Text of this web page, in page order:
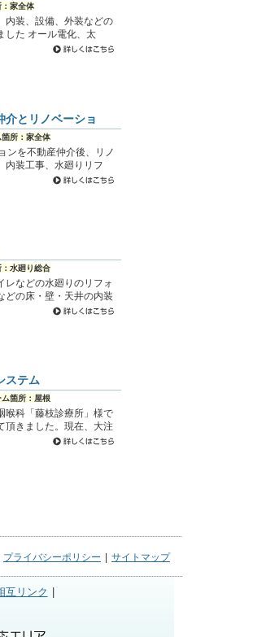
：家全体
内装、設備、外装などの
した オール電化、太
とリノベーショ
箇所：家全体
ンを不動産仲介後、リノ
内装工事、水廻りリフ
：水廻り総合
レなどの水廻りのリフォ
どの床・壁・天井の内装
ステム
ム箇所：屋根
喉科「藤枝診療所」様で
頂きました。現在、大注
プライバシーポリシー サイトマップ
互リンク